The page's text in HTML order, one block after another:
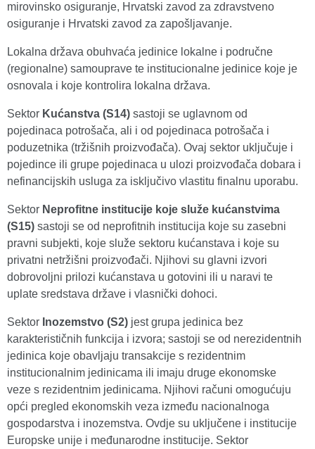
mirovinsko osiguranje, Hrvatski zavod za zdravstveno
osiguranje i Hrvatski zavod za zapošljavanje.
Lokalna država obuhvaća jedinice lokalne i područne
(regionalne) samouprave te institucionalne jedinice koje je
osnovala i koje kontrolira lokalna država.
Sektor Kućanstva (S14) sastoji se uglavnom od
pojedinaca potrošača, ali i od pojedinaca potrošača i
poduzetnika (tržišnih proizvođača). Ovaj sektor uključuje i
pojedince ili grupe pojedinaca u ulozi proizvođača dobara i
nefinancijskih usluga za isključivo vlastitu finalnu uporabu.
Sektor Neprofitne institucije koje služe kućanstvima
(S15) sastoji se od neprofitnih institucija koje su zasebni
pravni subjekti, koje služe sektoru kućanstava i koje su
privatni netržišni proizvođači. Njihovi su glavni izvori
dobrovoljni prilozi kućanstava u gotovini ili u naravi te
uplate sredstava države i vlasnički dohoci.
Sektor Inozemstvo (S2) jest grupa jedinica bez
karakterističnih funkcija i izvora; sastoji se od nerezidentnih
jedinica koje obavljaju transakcije s rezidentnim
institucionalnim jedinicama ili imaju druge ekonomske
veze s rezidentnim jedinicama. Njihovi računi omogućuju
opći pregled ekonomskih veza između nacionalnoga
gospodarstva i inozemstva. Ovdje su uključene i institucije
Europske unije i međunarodne institucije. Sektor